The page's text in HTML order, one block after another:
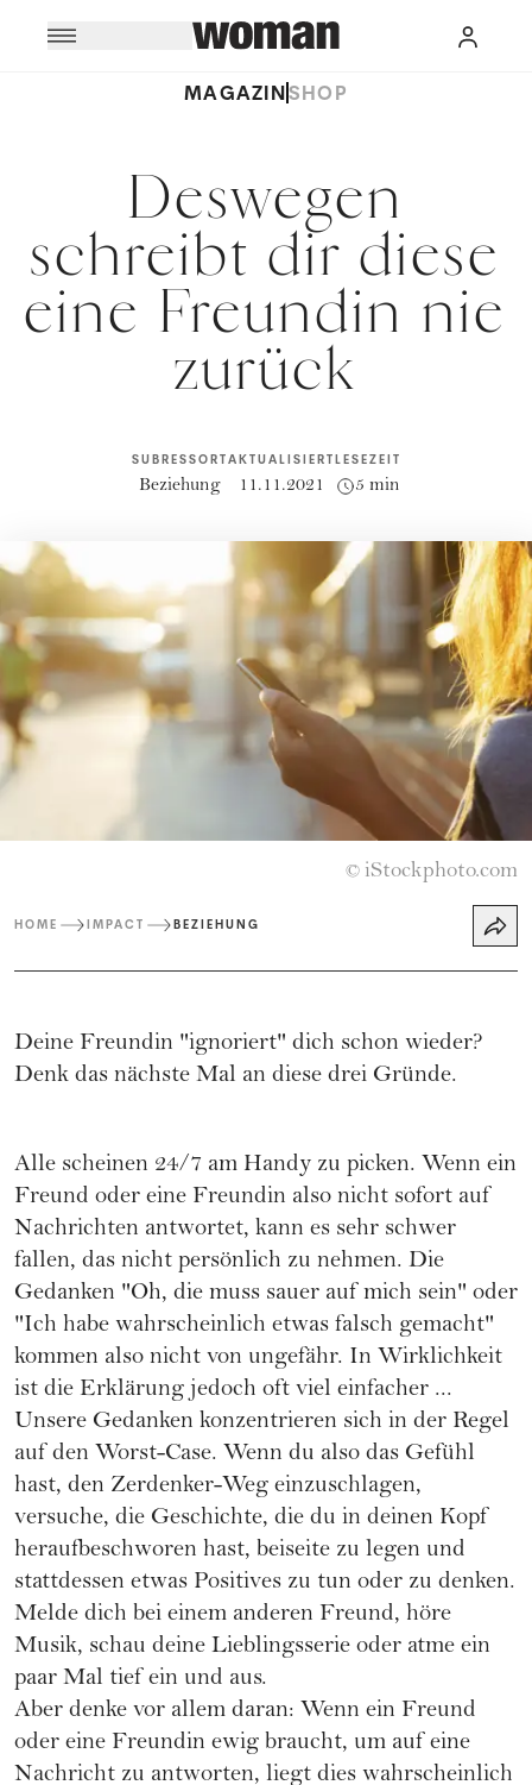
MAGAZINSHOP
Deswegen
schreibt dir diese
eine Freundin nie
zurück
SUBRESSORT
Beziehung
AKTUALISIERT
11.11.2021
LESEZEIT
5 min
© iStockphoto.com
HOME IMPACT BEZIEHUNG
Deine Freundin "ignoriert" dich schon wieder?
Denk das nächste Mal an diese drei Gründe.
Alle scheinen 24/7 am Handy zu picken. Wenn ein
Freund oder eine Freundin also nicht sofort auf
Nachrichten antwortet, kann es sehr schwer
fallen, das nicht persönlich zu nehmen. Die
Gedanken "Oh, die muss sauer auf mich sein" oder
"Ich habe wahrscheinlich etwas falsch gemacht"
kommen also nicht von ungefähr. In Wirklichkeit
ist die Erklärung jedoch oft viel einfacher ...
Unsere Gedanken konzentrieren sich in der Regel
auf den Worst-Case. Wenn du also das Gefühl
hast, den Zerdenker-Weg einzuschlagen,
versuche, die Geschichte, die du in deinen Kopf
heraufbeschworen hast, beiseite zu legen und
stattdessen etwas Positives zu tun oder zu denken.
Melde dich bei einem anderen Freund, höre
Musik, schau deine Lieblingsserie oder atme ein
paar Mal tief ein und aus.
Aber denke vor allem daran: Wenn ein Freund
oder eine Freundin ewig braucht, um auf eine
Nachricht zu antworten, liegt dies wahrscheinlich